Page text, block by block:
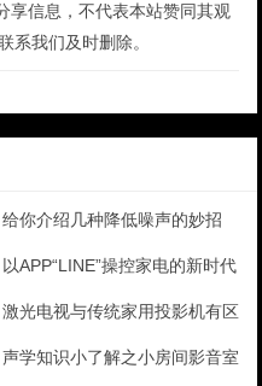
享信息，不代表本站赞同其观
系我们及时删除。
威MK201
给你介绍几种降低噪声的妙招
以APP“LINE”操控家电的新时代
So
激光电视与传统家用投影机有区别
投影机
声学知识小了解之小房间影音室装